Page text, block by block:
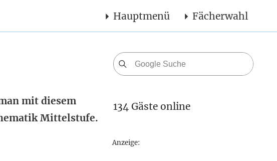
Hauptmenü Fächerwahl
mit diesem
Mittelstufe.
134 Gäste online
Anzeige: